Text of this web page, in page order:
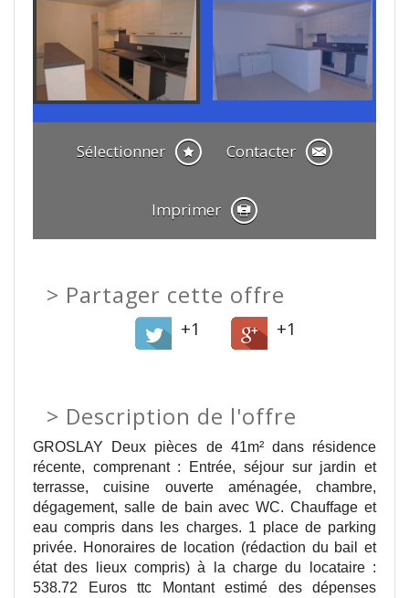
Sélectionner Contacter
Imprimer
Partager cette offre
+1 +1
> Description de l'offre
GROSLAY Deux pièces de 41m² dans résidence
récente, comprenant : Entrée, séjour sur jardin et
terrasse, cuisine ouverte aménagée, chambre,
dégagement, salle de bain avec WC. Chauffage et
eau compris dans les charges. 1 place de parking
privée. Honoraires de location (rédaction du bail et
état des lieux compris) à la charge du locataire :
538.72 Euros ttc Montant estimé des dépenses